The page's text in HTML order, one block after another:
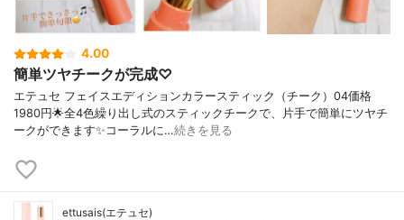
4.00
簡単ツヤチークが完成♡
エテュセ フェイスエディションカラースティック（チーク）04価格
1980円🌟全4色繰り出し式のスティックチークで、片手で簡単にツヤチ
ークができます✨コーラルに…続きを見る
ettusais(エテュセ)